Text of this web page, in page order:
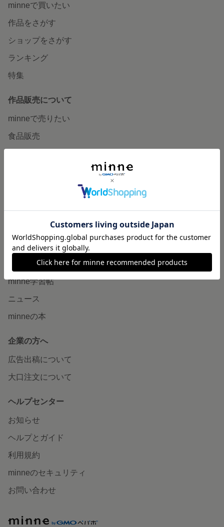
minneで買いたい
作品をさがす
ショップをさがす
ランキング
特集
作品販売について
minneで売りたい
食品販売
販売支援企画・イベント
読みもの
minneとものづくりと
minne学習帖
ニュース
minneの本
企業の方へ
広告出稿について
大口注文について
ヘルプセンター
お知らせ
ヘルプとガイド
利用規約
minneのセキュリティ
お問い合わせ